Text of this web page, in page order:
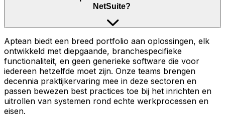
NetSuite?
Aptean biedt een breed portfolio aan oplossingen, elk
ontwikkeld met diepgaande, branchespecifieke
functionaliteit, en geen generieke software die voor
iedereen hetzelfde moet zijn. Onze teams brengen
decennia praktijkervaring mee in deze sectoren en
passen bewezen best practices toe bij het inrichten en
uitrollen van systemen rond echte werkprocessen en
eisen.